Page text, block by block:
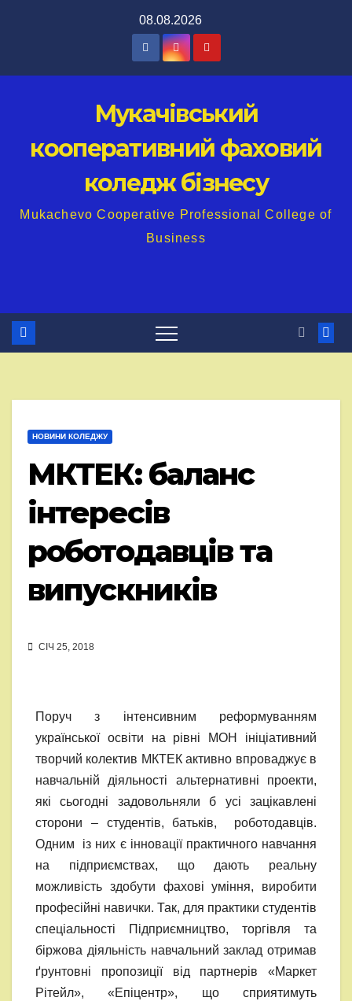
08.08.2026
Мукачівський
кооперативний фаховий
коледж бізнесу
Mukachevo Cooperative Professional College of
Business
НОВИНИ КОЛЕДЖУ
МКТЕК: баланс
інтересів
роботодавців та
випускників
СІЧ 25, 2018
Поруч з інтенсивним реформуванням
української освіти на рівні МОН ініціативний
творчий колектив МКТЕК активно впроваджує в
навчальній діяльності альтернативні проекти,
які сьогодні задовольняли б усі зацікавлені
сторони – студентів, батьків, роботодавців.
Одним із них є інновації практичного навчання
на підприємствах, що дають реальну
можливість здобути фахові уміння, виробити
професійні навички. Так, для практики студентів
спеціальності Підприємництво, торгівля та
біржова діяльність навчальний заклад отримав
ґрунтовні пропозиції від партнерів «Маркет
Рітейл», «Епіцентр», що сприятимуть